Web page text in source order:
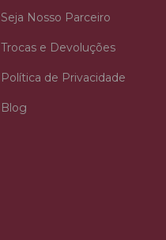
Seja Nosso Parceiro
Trocas e Devoluções
Política de Privacidade
Blog